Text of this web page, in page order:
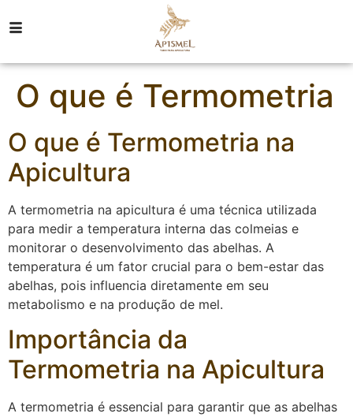
O que é Termometria
O que é Termometria na
Apicultura
A termometria na apicultura é uma técnica utilizada
para medir a temperatura interna das colmeias e
monitorar o desenvolvimento das abelhas. A
temperatura é um fator crucial para o bem-estar das
abelhas, pois influencia diretamente em seu
metabolismo e na produção de mel.
Importância da
Termometria na Apicultura
A termometria é essencial para garantir que as abelhas